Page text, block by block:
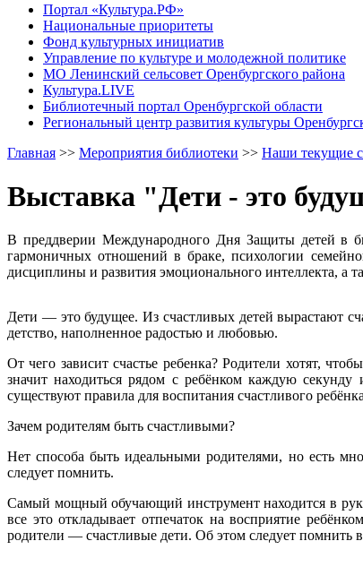
Портал «Культура.РФ»
Национальные приоритеты
Фонд культурных инициатив
Управление по культуре и молодежной политике
МО Ленинский сельсовет Оренбургского района
Культура.LIVE
Библиотечный портал Оренбургской области
Региональный центр развития культуры
Главная >> Мероприятия библиотеки >> Наши текущие
Выставка "Дети - это
В преддверии Международного Дня Защиты детей в
гармоничных отношений в браке, психологии
дисциплины и развития эмоционального интеллекта, а
Дети — это будущее. Из счастливых детей вырастают
детство, наполненное радостью и любовью.
От чего зависит счастье ребенка? Родители хотят,
значит находиться рядом с ребёнком каждую
существуют правила для воспитания счастливого
Зачем родителям быть счастливыми?
Нет способа быть идеальными родителями, но есть
следует помнить.
Самый мощный обучающий инструмент находится в
все это откладывает отпечаток на восприятие
родители — счастливые дети. Об этом следует помнить